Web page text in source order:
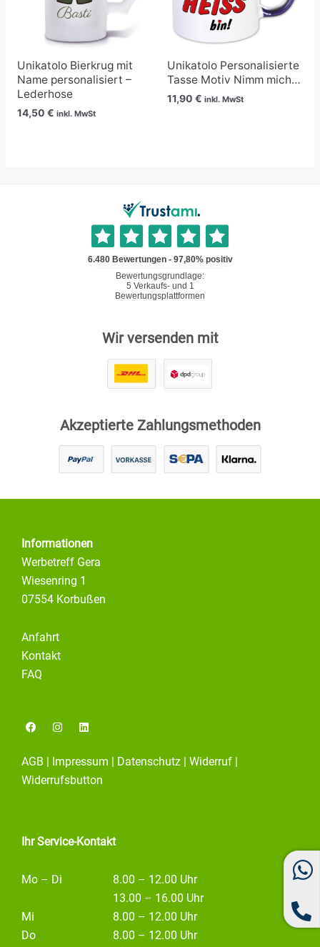
Unikatolo Bierkrug mit
Name personalisiert –
Lederhose
14,50 € inkl. MwSt
Unikatolo Personalisierte
Tasse Motiv Nimm mich…
11,90 € inkl. MwSt
Wir versenden mit
Akzeptierte Zahlungsmethoden
Informationen
Werbetreff Gera
Wiesenring 1
07554 Korbußen
Anfahrt
Kontakt
FAQ
F
a
e
b
o
o
I
n
a
g
r
L
i
e
d
i
AGB Impressum Datenschutz Widerruf
Widerrufsbutton
Ihr Service-Kontakt
Mo – Di
8.00 – 12.00 Uhr
13.00 – 16.00 Uhr
Mi
8.00 – 12.00 Uhr
Do
8.00 – 12.00 Uhr